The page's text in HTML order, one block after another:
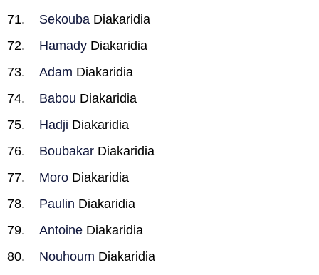
Sekouba Diakaridia
Hamady Diakaridia
Adam Diakaridia
Babou Diakaridia
Hadji Diakaridia
Boubakar Diakaridia
Moro Diakaridia
Paulin Diakaridia
Antoine Diakaridia
Nouhoum Diakaridia